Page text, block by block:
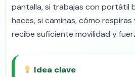
pantalla, si trabajas con portátil
haces, si caminas, cómo
recibe suficiente movilidad y
Idea clave